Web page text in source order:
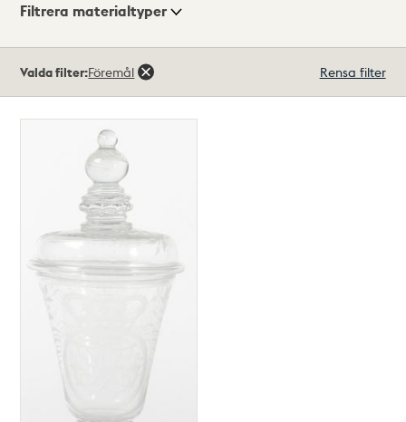
Visningsläge
Filtrera materialtyper
träffar
Valda filter:Föremål Rensa filter